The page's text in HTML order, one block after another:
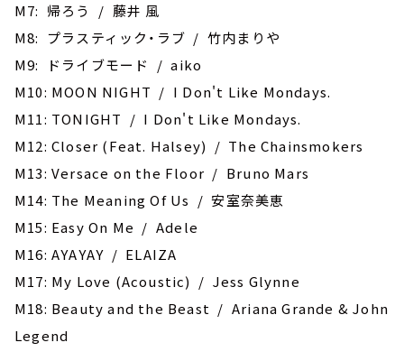
M7: 帰ろう / 藤井 風
M8: プラスティック・ラブ / 竹内まりや
M9: ドライブモード / aiko
M10: MOON NIGHT / I Don't Like Mondays.
M11: TONIGHT / I Don't Like Mondays.
M12: Closer (Feat. Halsey) / The Chainsmokers
M13: Versace on the Floor / Bruno Mars
M14: The Meaning Of Us / 安室奈美恵
M15: Easy On Me / Adele
M16: AYAYAY / ELAIZA
M17: My Love (Acoustic) / Jess Glynne
M18: Beauty and the Beast / Ariana Grande & John
Legend